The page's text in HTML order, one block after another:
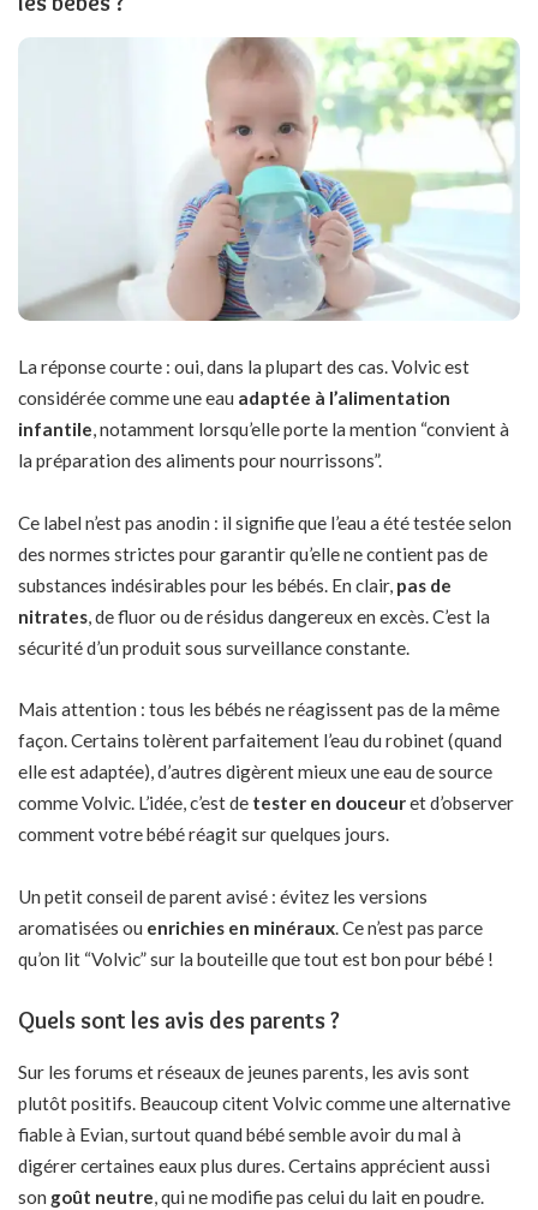
La réponse courte : oui, dans la plupart des cas. Volvic est
considérée comme une eau adaptée à l’alimentation
infantile, notamment lorsqu’elle porte la mention “convient à
la préparation des aliments pour nourrissons”.
Ce label n’est pas anodin : il signifie que l’eau a été testée selon
des normes strictes pour garantir qu’elle ne contient pas de
substances indésirables pour les bébés. En clair, pas de
nitrates, de fluor ou de résidus dangereux en excès. C’est la
sécurité d’un produit sous surveillance constante.
Mais attention : tous les bébés ne réagissent pas de la même
façon. Certains tolèrent parfaitement l’eau du robinet (quand
elle est adaptée), d’autres digèrent mieux une eau de source
comme Volvic. L’idée, c’est de tester en douceuret d’observer
comment votre bébé réagit sur quelques jours.
Un petit conseil de parent avisé : évitez les versions
aromatisées ou enrichies en minéraux. Ce n’est pas parce
qu’on lit “Volvic” sur la bouteille que tout est bon pour bébé !
Quels sont les avis des parents ?
Sur les forums et réseaux de jeunes parents, les avis sont
plutôt positifs. Beaucoup citent Volvic comme une alternative
fiable à Evian, surtout quand bébé semble avoir du mal à
digérer certaines eaux plus dures. Certains apprécient aussi
son goût neutre, qui ne modifie pas celui du lait en poudre.